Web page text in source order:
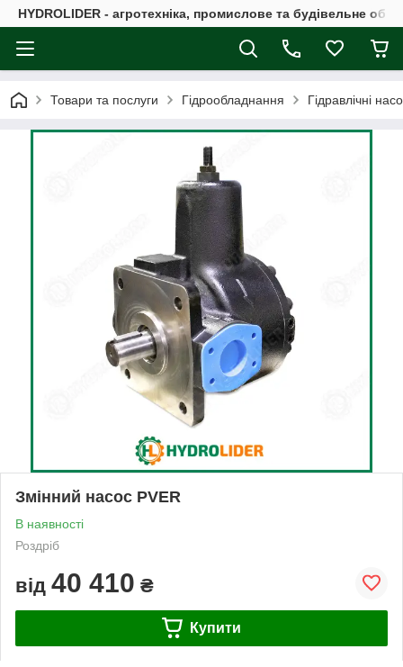
HYDROLIDER - агротехніка, промислове та будівельне
Товари та послуги Гідрообладнання Гідравлічні
Змінний насос PVER
В наявності
Роздріб
від 40 410 ₴
Купити